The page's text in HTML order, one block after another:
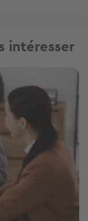
intéresser